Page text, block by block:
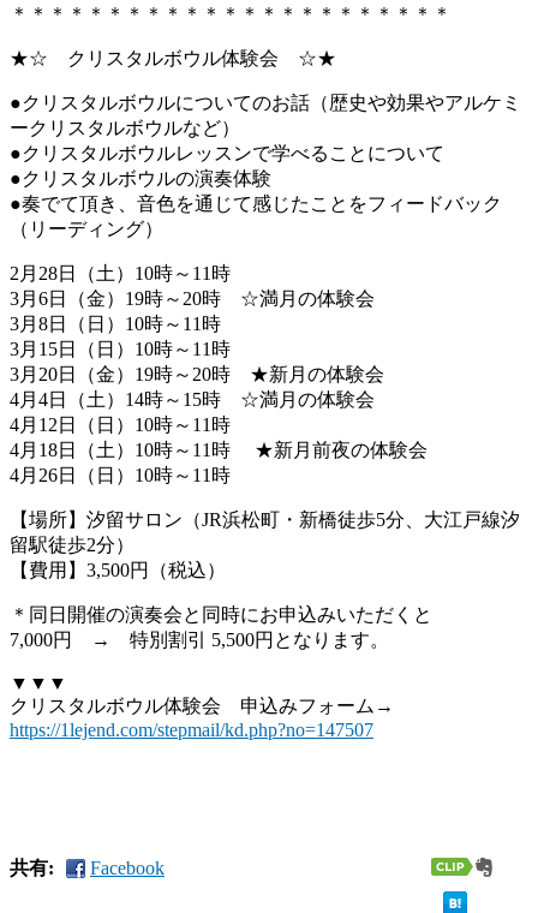
＊＊＊＊＊＊＊＊＊＊＊＊＊＊＊＊＊＊＊＊＊＊＊
★☆ クリスタルボウル体験会 ☆★
●クリスタルボウルについてのお話（歴史や効果やアルケミ
ークリスタルボウルなど）
●クリスタルボウルレッスンで学べることについて
●クリスタルボウルの演奏体験
●奏でて頂き、音色を通じて感じたことをフィードバック
（リーディング）
2月28日（土）10時～11時
3月6日（金）19時～20時 ☆満月の体験会
3月8日（日）10時～11時
3月15日（日）10時～11時
3月20日（金）19時～20時 ★新月の体験会
4月4日（土）14時～15時 ☆満月の体験会
4月12日（日）10時～11時
4月18日（土）10時～11時 ★新月前夜の体験会
4月26日（日）10時～11時
【場所】汐留サロン（JR浜松町・新橋徒歩5分、大江戸線汐
留駅徒歩2分）
【費用】3,500円（税込）
＊同日開催の演奏会と同時にお申込みいただくと
7,000円 → 特別割引 5,500円となります。
▼▼▼
クリスタルボウル体験会 申込みフォーム→
https://1lejend.com/stepmail/kd.php?no=147507
共有: Facebook